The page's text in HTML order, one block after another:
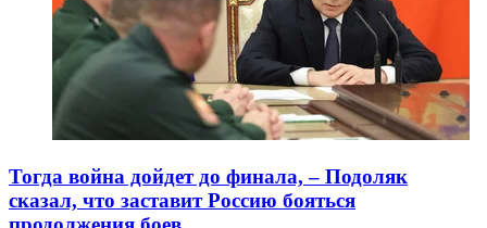
Тогда война дойдет до финала, – Подоляк
сказал, что заставит Россию бояться